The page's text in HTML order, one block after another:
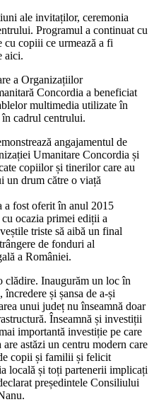
ale invitaților, ceremonia
Programul a continuat cu
copiii ce urmează a fi
aici.
a Organizațiilor
Concordia a beneficiat
multimedia utilizate în
în cadrul centrului.
angajamentul de
Umanitare Concordia și
copiilor și tinerilor care au
un drum către o viață
a fost oferit în anul 2015
ocazia primei ediții a
triste să aibă un final
de fonduri al
a României.
clădire. Inaugurăm un loc în
și șansa de a-și
unui județ nu înseamnă doar
Înseamnă și investiții
importantă investiție pe care
astăzi un centru modern care
copii și familii și felicit
locală și toți partenerii implicați
președintele Consiliului